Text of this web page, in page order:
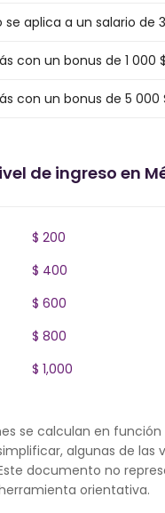
aplica a un salario de
con un bonus de 1 000
con un bonus de 5 000
de ingreso en
$ 200
$ 400
$ 600
$ 800
$ 1,000
se calculan en
algunas de
documento no
orientativa.